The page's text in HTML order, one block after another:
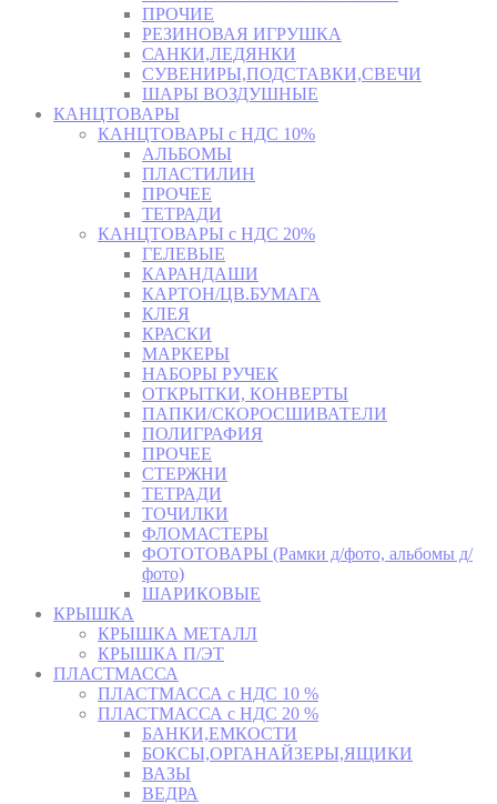
ПРОЧИЕ
РЕЗИНОВАЯ ИГРУШКА
САНКИ,ЛЕДЯНКИ
СУВЕНИРЫ,ПОДСТАВКИ,СВЕЧИ
ШАРЫ ВОЗДУШНЫЕ
КАНЦТОВАРЫ
КАНЦТОВАРЫ с НДС 10%
АЛЬБОМЫ
ПЛАСТИЛИН
ПРОЧЕЕ
ТЕТРАДИ
КАНЦТОВАРЫ с НДС 20%
ГЕЛЕВЫЕ
КАРАНДАШИ
КАРТОН/ЦВ.БУМАГА
КЛЕЯ
КРАСКИ
МАРКЕРЫ
НАБОРЫ РУЧЕК
ОТКРЫТКИ, КОНВЕРТЫ
ПАПКИ/СКОРОСШИВАТЕЛИ
ПОЛИГРАФИЯ
ПРОЧЕЕ
СТЕРЖНИ
ТЕТРАДИ
ТОЧИЛКИ
ФЛОМАСТЕРЫ
ФОТОТОВАРЫ (Рамки д/фото, альбомы д/
фото)
ШАРИКОВЫЕ
КРЫШКА
КРЫШКА МЕТАЛЛ
КРЫШКА П/ЭТ
ПЛАСТМАССА
ПЛАСТМАССА с НДС 10 %
ПЛАСТМАССА с НДС 20 %
БАНКИ,ЕМКОСТИ
БОКСЫ,ОРГАНАЙЗЕРЫ,ЯЩИКИ
ВАЗЫ
ВЕДРА